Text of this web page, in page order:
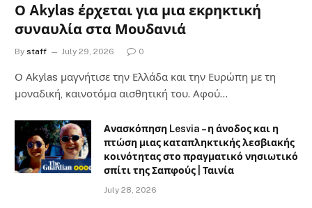
Ο Akylas έρχεται για μια εκρηκτική
συναυλία στα Μουδανιά
By staff July 29, 2026 0
Ο Αkylas μαγνήτισε την Ελλάδα και την Ευρώπη με τη
μοναδική, καινοτόμα αισθητική του. Αφού…
Ανασκόπηση Lesvia – η άνοδος και η
πτώση μιας καταπληκτικής λεσβιακής
κοινότητας στο πραγματικό νησιωτικό
σπίτι της Σαπφούς | Ταινία
July 28, 2026